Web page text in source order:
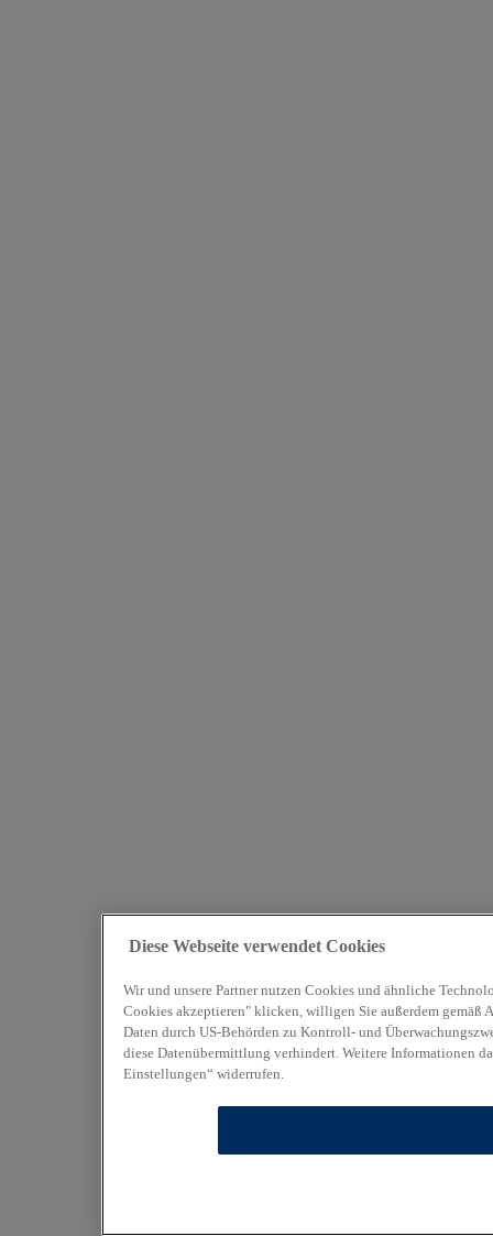
Diese Webseite verwendet Cookies
Wir und unsere Partner nutzen Cookies und ähnliche
Cookies akzeptieren" klicken, willigen Sie außerdem gemäß
Daten durch US-Behörden zu Kontroll- und
diese Datenübermittlung verhindert. Weitere Informationen
Einstellungen“ widerrufen.